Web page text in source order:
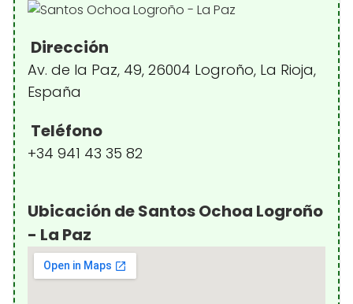
Dirección
Av. de la Paz, 49, 26004 Logroño, La Rioja,
España
Teléfono
+34 941 43 35 82
Ubicación de Santos Ochoa Logroño
- La Paz